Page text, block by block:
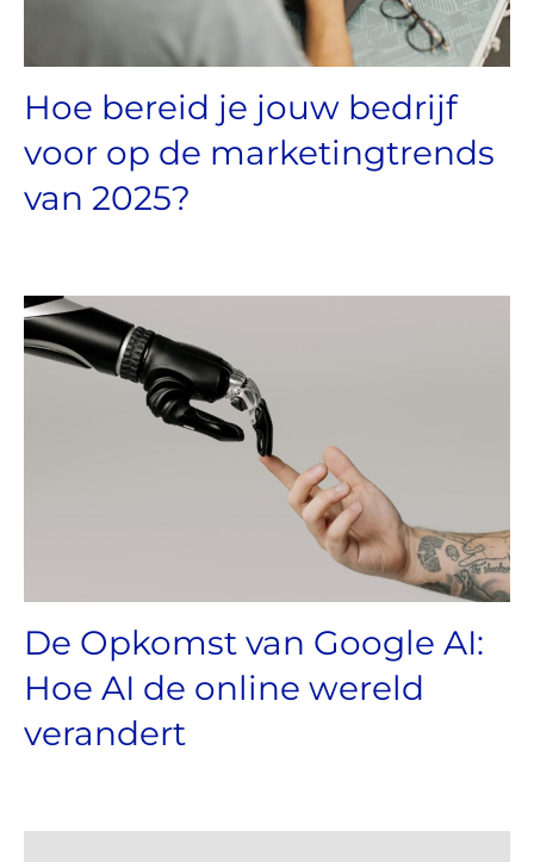
Hoe bereid je jouw bedrijf
voor op de marketingtrends
van 2025?
De Opkomst van Google AI:
Hoe AI de online wereld
verandert